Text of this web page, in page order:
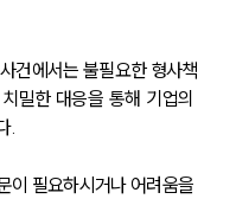
건에서는 불필요한 형사책
밀한 대응을 통해 기업의
.
이 필요하시거나 어려움을